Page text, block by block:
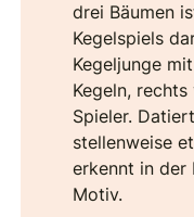
drei Bäumen
Kegelspiels
Kegeljunge
Kegeln,
Spieler.
stellenweise
erkennt in der
Motiv.